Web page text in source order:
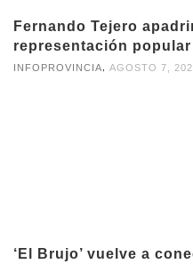
Fernando Tejero
representación
INFOPROVINCIA AGOSTO 7,
‘El Brujo’ vuelve a